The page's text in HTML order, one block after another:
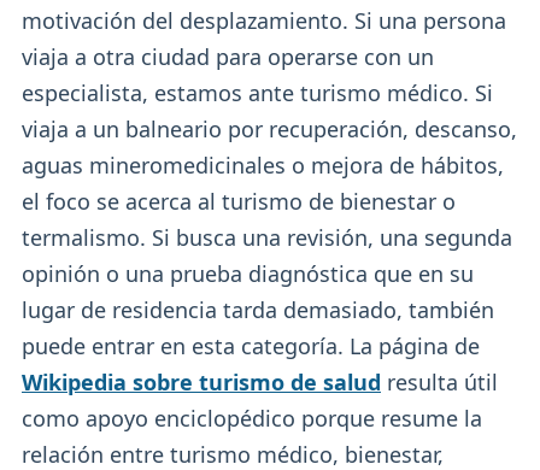
motivación del desplazamiento. Si una persona
viaja a otra ciudad para operarse con un
especialista, estamos ante turismo médico. Si
viaja a un balneario por recuperación, descanso,
aguas mineromedicinales o mejora de hábitos,
el foco se acerca al turismo de bienestar o
termalismo. Si busca una revisión, una segunda
opinión o una prueba diagnóstica que en su
lugar de residencia tarda demasiado, también
puede entrar en esta categoría. La página de
Wikipedia sobre turismo de salud resulta útil
como apoyo enciclopédico porque resume la
relación entre turismo médico, bienestar,